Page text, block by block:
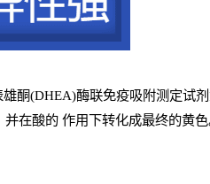
酮(DHEA)酶联免疫吸附测定试
并在酸的 作用下转化成最终的黄